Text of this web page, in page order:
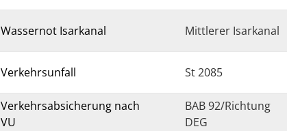
Wassernot Isarkanal Mittlerer Isarkanal
Verkehrsunfall St 2085
Verkehrsabsicherung nach
VU
BAB 92/Richtung
DEG